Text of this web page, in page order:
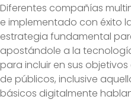
Diferentes compañías
e implementado con éxito
estrategia fundamental
apostándole a la
para incluir en sus
de públicos, inclusive
básicos digitalmente